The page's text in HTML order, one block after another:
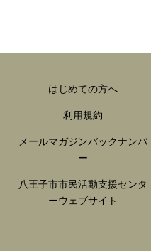
はじめての方へ
利用規約
メールマガジンバックナンバ
ー
八王子市市民活動支援センタ
ーウェブサイト